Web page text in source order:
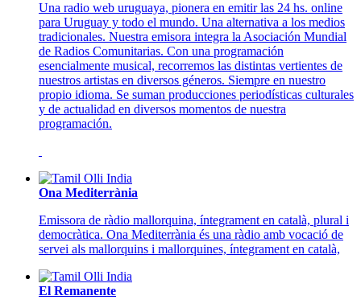
Una radio web uruguaya, pionera en emitir las 24 hs. online
para Uruguay y todo el mundo. Una alternativa a los medios
tradicionales. Nuestra emisora integra la Asociación Mundial
de Radios Comunitarias. Con una programación
esencialmente musical, recorremos las distintas vertientes de
nuestros artistas en diversos géneros. Siempre en nuestro
propio idioma. Se suman producciones periodísticas culturales
y de actualidad en diversos momentos de nuestra
programación.
Ona Mediterrània
Emissora de ràdio mallorquina, íntegrament en català, plural i
democràtica. Ona Mediterrània és una ràdio amb vocació de
servei als mallorquins i mallorquines, íntegrament en català,
El Remanente